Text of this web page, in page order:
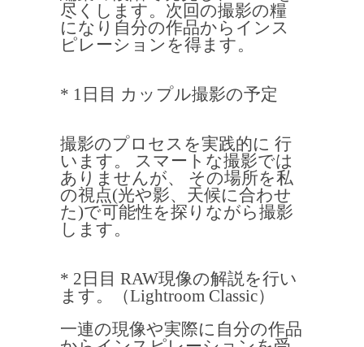
尽くします。次回の撮影の糧
になり自分の作品からインス
ピレーションを得ます。
* 1日目 カップル撮影の予定
撮影のプロセスを実践的に 行
います。 スマートな撮影では
ありませんが、 その場所を私
の視点(光や影、天候に合わせ
た)で可能性を探りながら撮影
します。
* 2日目 RAW現像の解説を行い
ます。（Lightroom Classic）
一連の現像や実際に自分の作品